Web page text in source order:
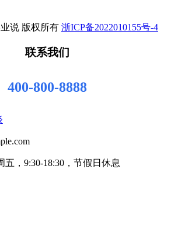
说 版权所有 浙ICP备2022010155号-4
联系我们
400-800-8888
，9:30-18:30，节假日休息